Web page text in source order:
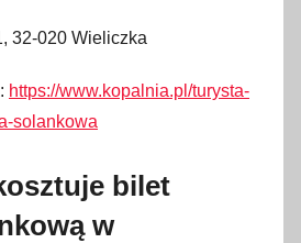
32-020 Wieliczka
https://www.kopalnia.pl/turysta-
solankowa
bilet
w